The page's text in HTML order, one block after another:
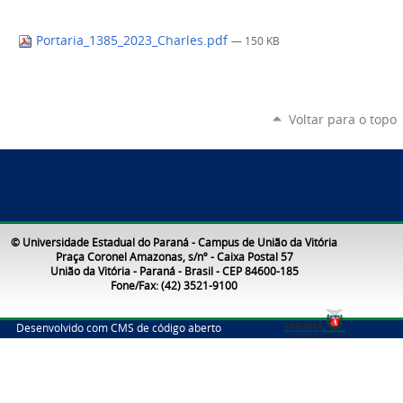
Portaria_1385_2023_Charles.pdf — 150 KB
Voltar para o topo
© Universidade Estadual do Paraná - Campus de União da Vitória
Praça Coronel Amazonas, s/nº - Caixa Postal 57
União da Vitória - Paraná - Brasil - CEP 84600-185
Fone/Fax: (42) 3521-9100
Desenvolvido com CMS de código aberto